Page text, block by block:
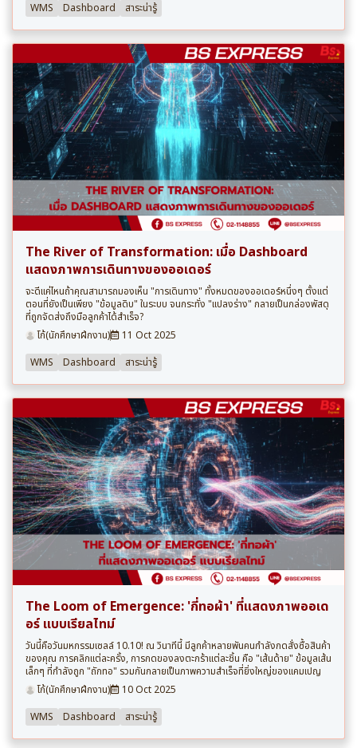
WMS
Dashboard สาระน่ารู้
The River of Transformation: เมื่อ Dashboard
แสดงภาพการเดินทางของออเดอร์
จะดีแค่ไหนถ้าคุณสามารถมองเห็น "การเดินทาง" ทั้งหมดของออเดอร์หนึ่งๆ ตั้งแต่
ตอนที่ยังเป็นเพียง "ข้อมูลดิบ" ในระบบ จนกระทั่ง "แปลงร่าง" กลายเป็นกล่องพัสดุ
ที่ถูกจัดส่งถึงมือลูกค้าได้สำเร็จ?
โก้(นักศึกษาฝึกงาน)
11 Oct 2025
WMS
Dashboard สาระน่ารู้
The Loom of Emergence: 'กี่ทอผ้า' ที่แสดงภาพออเด
อร์ แบบเรียลไทม์
วันนี้คือวันมหกรรมเซลล์ 10.10! ณ วินาทีนี้ มีลูกค้าหลายพันคนกำลังกดสั่งซื้อสินค้า
ของคุณ การคลิกแต่ละครั้ง, การกดของลงตะกร้าแต่ละชิ้น คือ "เส้นด้าย" ข้อมูลเส้น
เล็กๆ ที่กำลังถูก "ถักทอ" รวมกันกลายเป็นภาพความสำเร็จที่ยิ่งใหญ่ของแคมเปญ
โก้(นักศึกษาฝึกงาน)
10 Oct 2025
WMS
Dashboard สาระน่ารู้